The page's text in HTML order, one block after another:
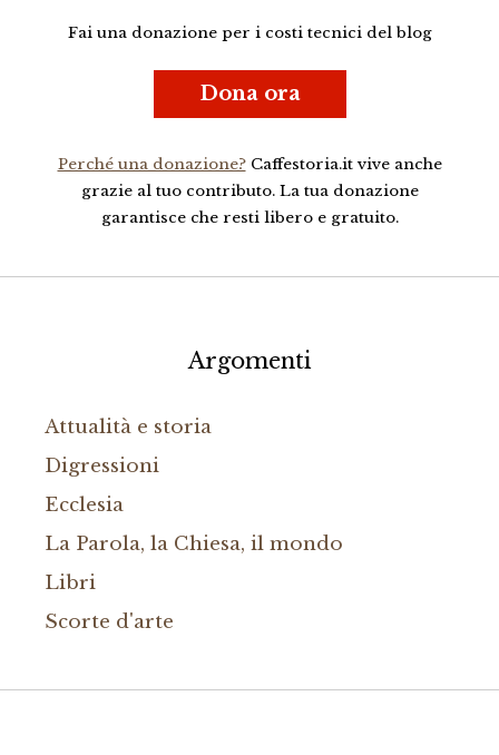
Fai una donazione per i costi tecnici del blog
Dona ora
Perché una donazione?Caffestoria.it vive anche
grazie al tuo contributo. La tua donazione
garantisce che resti libero e gratuito.
Argomenti
Attualità e storia
Digressioni
Ecclesia
La Parola, la Chiesa, il mondo
Libri
Scorte d'arte